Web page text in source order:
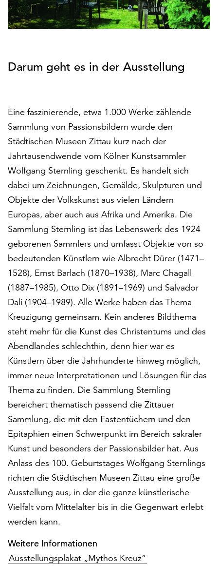
auf
„Alle
akzeptieren“,
Cookies
können
Ihr
Einverständnis
jederzeit
ändern
und
widerrufen.
Dafür
steht
Ihnen
am
Ende
der
Seite
die
Schaltfläche
„Cookie-
Einstellungen“
zur
Verfügung.
Funktionale
Cookies
werden
ohne
Ihr
Einverständnis
weiterhin
ausgeführt.
Möchten
Sie
die
verwendeten
Cookies
erreichen
Sie
Einstellungen
über
die
Darum geht es in der Ausstellung
Eine faszinierende, etwa 1.000 Werke zählende
Sammlung von Passionsbildern wurde den
Städtischen Museen Zittau kurz nach der
Jahrtausendwende vom Kölner Kunstsammler
Wolfgang Sternling geschenkt. Es handelt sich
dabei um Zeichnungen, Gemälde, Skulpturen und
Objekte der Volkskunst aus vielen Ländern
Europas, aber auch aus Afrika und Amerika. Die
Sammlung Sternling ist das Lebenswerk des 1924
geborenen Sammlers und umfasst Objekte von so
bedeutenden Künstlern wie Albrecht Dürer (1471–
1528), Ernst Barlach (1870–1938), Marc Chagall
(1887–1985), Otto Dix (1891–1969) und Salvador
Dalí (1904–1989). Alle Werke haben das Thema
Kreuzigung gemeinsam. Kein anderes Bildthema
steht mehr für die Kunst des Christentums und des
Abendlandes schlechthin, denn hier war es
Künstlern über die Jahrhunderte hinweg möglich,
immer neue Interpretationen und Lösungen für das
Thema zu finden. Die Sammlung Sternling
bereichert thematisch passend die Zittauer
Sammlung, die mit den Fastentüchern und den
Epitaphien einen Schwerpunkt im Bereich sakraler
Kunst und besonders der Passionsbilder hat. Aus
Anlass des 100. Geburtstages Wolfgang Sternlings
richten die Städtischen Museen Zittau eine große
Ausstellung aus, in der die ganze künstlerische
Vielfalt vom Mittelalter bis in die Gegenwart erlebt
werden kann.
Weitere Informationen
Ausstellungsplakat „Mythos Kreuz“